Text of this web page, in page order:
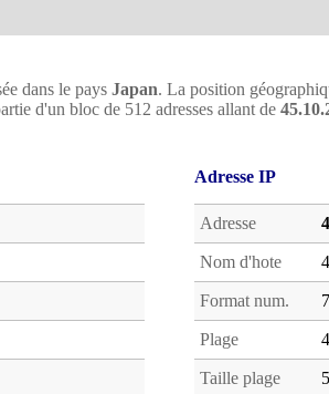
dans le pays Japan. La position
d'un bloc de 512 adresses allant de
Adresse IP
Adresse
Nom d'hote
Format num.
Plage
Taille plage